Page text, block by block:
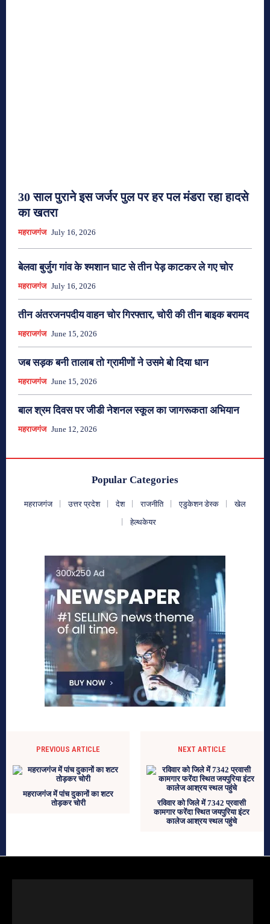
30 साल पुराने इस जर्जर पुल पर हर पल मंडरा रहा हादसे
का खतरा
महराजगंज July 16, 2026
बेलवा बुर्जुग गांव के श्मशान घाट से तीन पेड़ काटकर ले गए चोर
महराजगंज July 16, 2026
तीन अंतरजनपदीय वाहन चोर गिरफ्तार, चोरी की तीन बाइक बरामद
महराजगंज June 15, 2026
जब सड़क बनी तालाब तो ग्रामीणों ने उसमे बो दिया धान
महराजगंज June 15, 2026
बाल श्रम दिवस पर जीडी नेशनल स्कूल का जागरूकता अभियान
महराजगंज June 12, 2026
Popular Categories
महराजगंज उत्तर प्रदेश देश राजनीति एडुकेशन डेस्क
खेल
हेल्थकेयर
PREVIOUS ARTICLE
महराजगंज में पांच दुकानों का शटर
तोड़कर चोरी
NEXT ARTICLE
रविवार को जिले में 7342 प्रवासी
कामगार फरेंदा स्थित जयपुरिया इंटर
कालेज आश्रय स्थल पहुंचे